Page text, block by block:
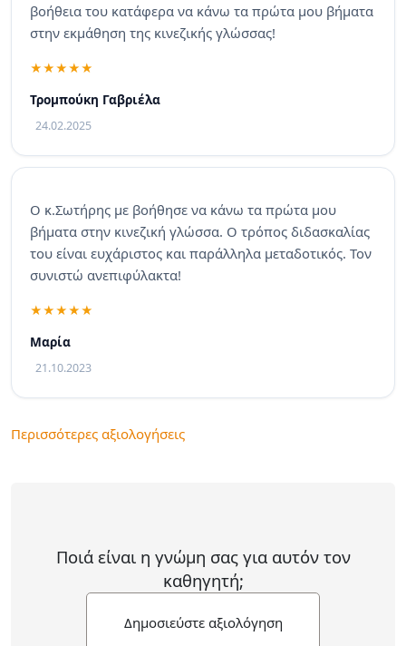
βοήθεια του κατάφερα να κάνω τα πρώτα μου βήματα
στην εκμάθηση της κινεζικής γλώσσας!
Τρομπούκη Γαβριέλα
24.02.2025
Ο κ.Σωτήρης με βοήθησε να κάνω τα πρώτα μου
βήματα στην κινεζική γλώσσα. Ο τρόπος διδασκαλίας
του είναι ευχάριστος και παράλληλα μεταδοτικός. Τον
συνιστώ ανεπιφύλακτα!
Μαρία
21.10.2023
Περισσότερες αξιολογήσεις
Ποιά είναι η γνώμη σας για αυτόν τον
καθηγητή;
Δημοσιεύστε αξιολόγηση